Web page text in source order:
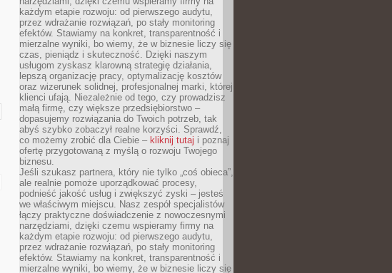
każdym etapie rozwoju: od pierwszego audytu,
przez wdrażanie rozwiązań, po stały monitoring
efektów. Stawiamy na konkret, transparentność i
mierzalne wyniki, bo wiemy, że w biznesie liczy się
czas, pieniądz i skuteczność. Dzięki naszym
usługom zyskasz klarowną strategię działania,
lepszą organizację pracy, optymalizację kosztów
oraz wizerunek solidnej, profesjonalnej marki, której
klienci ufają. Niezależnie od tego, czy prowadzisz
małą firmę, czy większe przedsiębiorstwo –
dopasujemy rozwiązania do Twoich potrzeb, tak
abyś szybko zobaczył realne korzyści. Sprawdź,
co możemy zrobić dla Ciebie – kliknij tutaj i poznaj
ofertę przygotowaną z myślą o rozwoju Twojego
biznesu.
Jeśli szukasz partnera, który nie tylko „coś obieca”,
ale realnie pomoże uporządkować procesy,
podnieść jakość usług i zwiększyć zyski – jesteś
we właściwym miejscu. Nasz zespół specjalistów
łączy praktyczne doświadczenie z nowoczesnymi
narzędziami, dzięki czemu wspieramy firmy na
każdym etapie rozwoju: od pierwszego audytu,
przez wdrażanie rozwiązań, po stały monitoring
efektów. Stawiamy na konkret, transparentność i
mierzalne wyniki, bo wiemy, że w biznesie liczy się